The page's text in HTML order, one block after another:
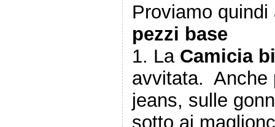
Proviamo
pezzi base
1. La Camicia
avvitata. Anche
jeans, sulle
sotto ai